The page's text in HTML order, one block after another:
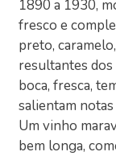
1890 a 1930,
fresco e
preto,
resultantes
boca, fresca,
salientam
Um vinho
bem longa,